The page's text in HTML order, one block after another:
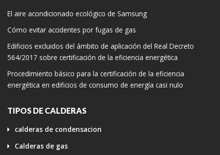
El aire acondicionado ecológico de Samsung
Cómo evitar accidentes por fugas de gas
Edificios excluidos del ámbito de aplicación del Real Decreto
564/2017 sobre certificación de la eficiencia energética
Procedimiento básico para la certificación de la eficiencia
energética en edificios de consumo de energía casi nulo
TIPOS DE CALDERAS
calderas de condensacion
Calderas de gas